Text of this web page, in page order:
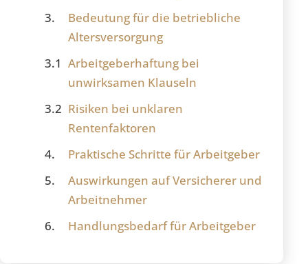
Bedeutung für die betriebliche
Altersversorgung
Arbeitgeberhaftung bei
unwirksamen Klauseln
Risiken bei unklaren
Rentenfaktoren
Praktische Schritte für Arbeitgeber
Auswirkungen auf Versicherer und
Arbeitnehmer
Handlungsbedarf für Arbeitgeber